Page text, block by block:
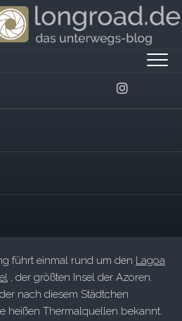
führt einmal rund um den Lagoa
, der größten Insel der Azoren.
nach diesem Städtchen
heißen Thermalquellen bekannt.